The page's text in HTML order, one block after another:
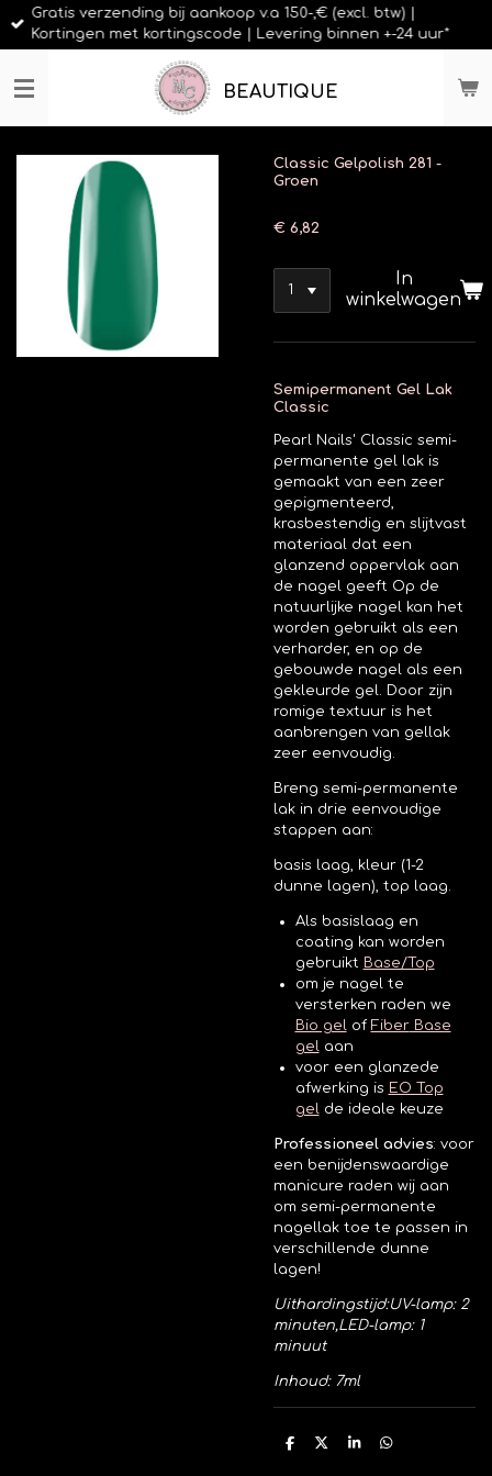
Ga
direct
de
BEAUTIQUE
Gratis verzending bij aankoop v.a 150-,€ (excl. btw) |
Kortingen met kortingscode | Levering binnen +-24 uur*
Classic Gelpolish 281 -
Groen
€ 6,82
In
winkelwagen
Semipermanent Gel Lak
Classic
Pearl Nails' Classic semi-
permanente gel lak is
gemaakt van een zeer
gepigmenteerd,
krasbestendig en slijtvast
materiaal dat een
glanzend oppervlak aan
de nagel geeft Op de
natuurlijke nagel kan het
worden gebruikt als een
verharder, en op de
gebouwde nagel als een
gekleurde gel. Door zijn
romige textuur is het
aanbrengen van gellak
zeer eenvoudig.
Breng semi-permanente
lak in drie eenvoudige
stappen aan:
basis laag, kleur (1-2
dunne lagen), top laag.
Als basislaag en
coating kan worden
gebruikt Base/Top
om je nagel te
versterken raden we
Bio gel of FiberBase
gel aan
voor een glanzede
afwerking is EO Top
gel de ideale keuze
Professioneel advies: voor
een benijdenswaardige
manicure raden wij aan
om semi-permanente
nagellak toe te passen in
verschillende dunne
lagen!
Uithardingstijd:UV-lamp: 2
minuten,LED-lamp: 1
minuut
Inhoud: 7ml
D
D
S
D